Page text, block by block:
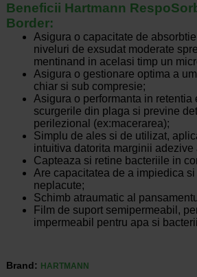
Beneficii Hartmann
Border:
Asigura o capacitate de
niveluri de exsudat moderate
mentinand in acelasi timp un
Asigura o gestionare optima a
chiar si sub compresie;
Asigura o performanta in retentia
scurgerile din plaga si previne
perilezional (ex:macerarea);
Simplu de ales si de utilizat,
intuitiva datorita marginii
Capteaza si retine bacteriile in
Are capacitatea de a impiedica
neplacute;
Schimb atraumatic al
Film de suport semipermeabil,
impermeabil pentru apa si
Brand:
HARTMANN